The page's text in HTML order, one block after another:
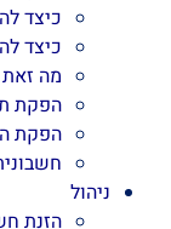
כיצד
כיצד
מה
הפקת
הפקת
ניהול
הזנת